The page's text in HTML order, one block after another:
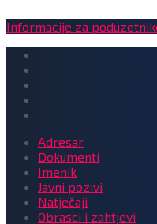
Informacije za
Adresar
Dokumenti
Imenik
Javni pozivi
Natječaji
Obrasci i zahtjevi